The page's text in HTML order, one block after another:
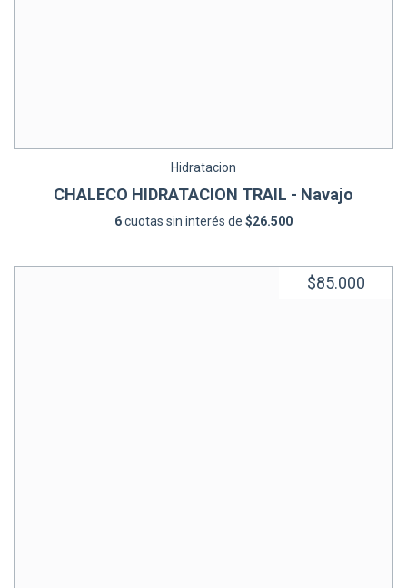
Hidratacion
CHALECO HIDRATACION TRAIL - Navajo
6cuotas sin interés de $26.500
$85.000